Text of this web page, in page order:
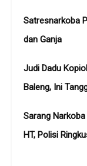
Satresnarkoba
dan Ganja
Judi Dadu
Baleng, Ini
Sarang
HT, Polisi